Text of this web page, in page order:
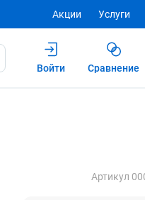
Акции Услуги
Войти
Сравнение
Артикул